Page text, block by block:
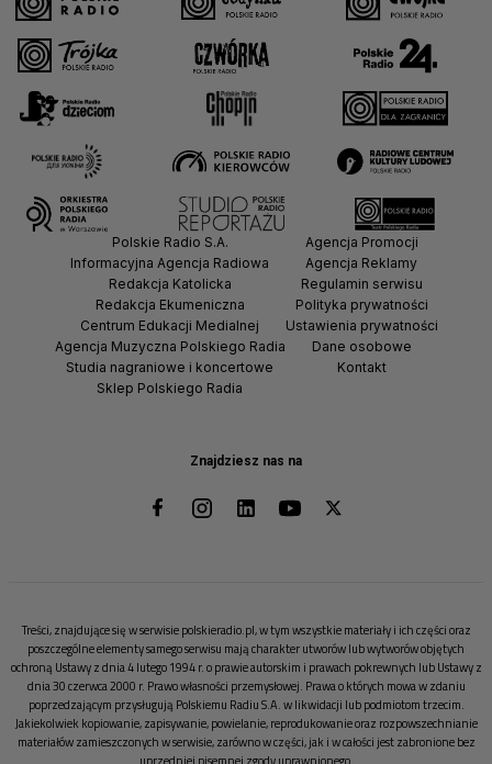
Znajdziesz nas na
Polskie Radio S.A.
Informacyjna Agencja Radiowa
Redakcja Katolicka
Redakcja Ekumeniczna
Centrum Edukacji Medialnej
Agencja Muzyczna Polskiego Radia
Studia nagraniowe i koncertowe
Sklep Polskiego Radia
Agencja Promocji
Agencja Reklamy
Regulamin serwisu
Polityka prywatności
Ustawienia prywatności
Dane osobowe
Kontakt
Treści, znajdujące się w serwisie polskieradio.pl, w tym wszystkie materiały i ich części oraz
poszczególne elementy samego serwisu mają charakter utworów lub wytworów objętych
ochroną Ustawy z dnia 4 lutego 1994 r. o prawie autorskim i prawach pokrewnych lub Ustawy z
dnia 30 czerwca 2000 r. Prawo własności przemysłowej. Prawa o których mowa w zdaniu
poprzedzającym przysługują Polskiemu Radiu S.A. w likwidacji lub podmiotom trzecim.
Jakiekolwiek kopiowanie, zapisywanie, powielanie, reprodukowanie oraz rozpowszechnianie
materiałów zamieszczonych w serwisie, zarówno w części, jak i w całości jest zabronione bez